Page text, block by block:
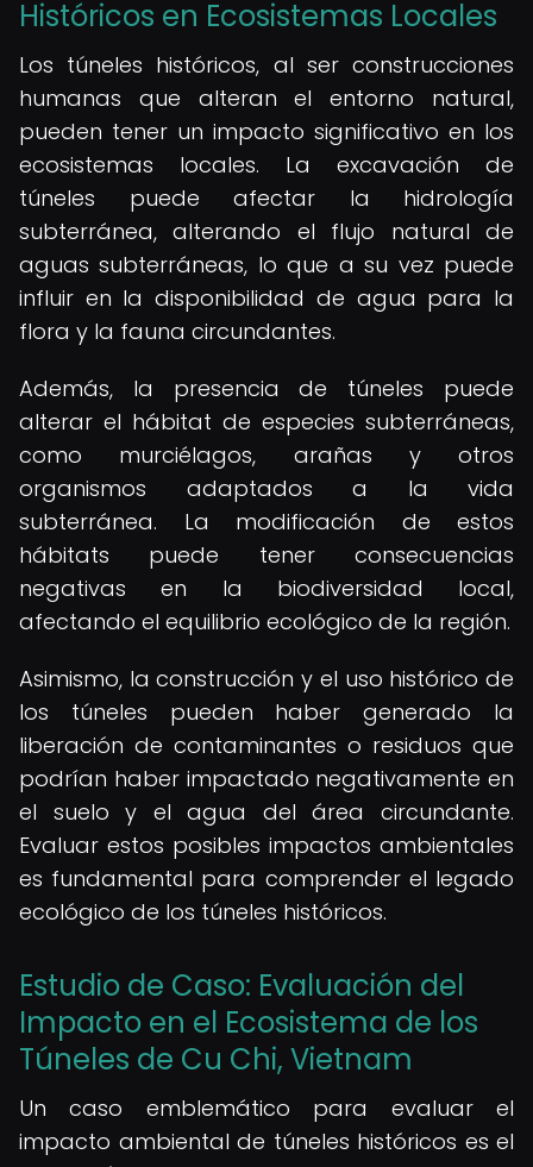
Históricos en Ecosistemas Locales
Los túneles históricos, al ser construcciones
humanas que alteran el entorno natural,
pueden tener un impacto significativo en los
ecosistemas locales. La excavación de
túneles puede afectar la hidrología
subterránea, alterando el flujo natural de
aguas subterráneas, lo que a su vez puede
influir en la disponibilidad de agua para la
flora y la fauna circundantes.
Además, la presencia de túneles puede
alterar el hábitat de especies subterráneas,
como murciélagos, arañas y otros
organismos adaptados a la vida
subterránea. La modificación de estos
hábitats puede tener consecuencias
negativas en la biodiversidad local,
afectando el equilibrio ecológico de la región.
Asimismo, la construcción y el uso histórico de
los túneles pueden haber generado la
liberación de contaminantes o residuos que
podrían haber impactado negativamente en
el suelo y el agua del área circundante.
Evaluar estos posibles impactos ambientales
es fundamental para comprender el legado
ecológico de los túneles históricos.
Estudio de Caso: Evaluación del
Impacto en el Ecosistema de los
Túneles de Cu Chi, Vietnam
Un caso emblemático para evaluar el
impacto ambiental de túneles históricos es el